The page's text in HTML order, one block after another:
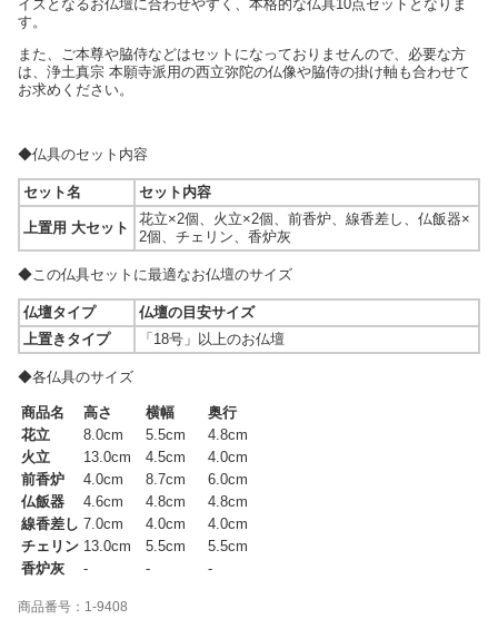
イズとなるお仏壇に合わせやすく、本格的な仏具10点セットとなりま
す。
また、ご本尊や脇侍などはセットになっておりませんので、必要な方
は、浄土真宗 本願寺派用の西立弥陀の仏像や脇侍の掛け軸も合わせて
お求めください。
◆仏具のセット内容
セット名 セット内容
上置用 大セット
花立×2個、火立×2個、前香炉、線香差し、仏飯器×
2個、チェリン、香炉灰
◆この仏具セットに最適なお仏壇のサイズ
仏壇タイプ
仏壇の目安サイズ
上置きタイプ
「18号」以上のお仏壇
◆各仏具のサイズ
商品名 高さ 横幅
奥行
花立
8.0cm 5.5cm
4.8cm
火立
13.0cm 4.5cm
4.0cm
前香炉
4.0cm 8.7cm
6.0cm
仏飯器
4.6cm 4.8cm
4.8cm
線香差し 7.0cm 4.0cm
4.0cm
チェリン 13.0cm 5.5cm
5.5cm
香炉灰
- - -
商品番号：1-9408